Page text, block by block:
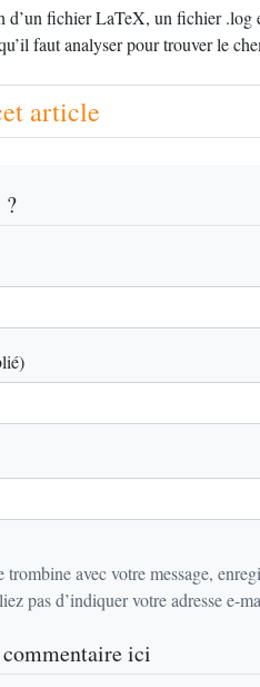
fichier LaTeX, un fichier .log
faut analyser pour trouver le
article
?
avec votre message,
pas d’indiquer votre adresse e-
ici